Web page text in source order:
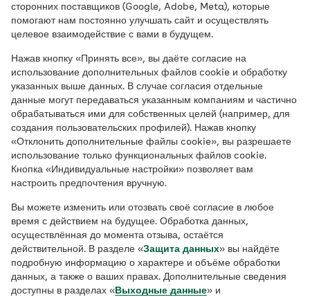
сторонних поставщиков (Google, Adobe, Meta), которые
помогают нам постоянно улучшать сайт и осуществлять
целевое взаимодействие с вами в будущем.
Нажав кнопку «Принять все», вы даёте согласие на
использование дополнительных файлов cookie и обработку
указанных выше данных. В случае согласия отдельные
данные могут передаваться указанным компаниям и частично
обрабатываться ими для собственных целей (например, для
создания пользовательских профилей). Нажав кнопку
«Отклонить дополнительные файлы cookie», вы разрешаете
использование только функциональных файлов cookie.
Кнопка «Индивидуальные настройки» позволяет вам
настроить предпочтения вручную.
Вы можете изменить или отозвать своё согласие в любое
время с действием на будущее. Обработка данных,
осуществлённая до момента отзыва, остаётся
действительной. В разделе «Защита данных» вы найдёте
подробную информацию о характере и объёме обработки
данных, а также о ваших правах. Дополнительные сведения
доступны в разделах « Выходные данные» и
Accessing and using the website
Saving IP addresses
Use of cookies – general information
Adobe Experience Cloud
Use of Google Ads
Authorisations in apps
Newsletter tracking
Use of the chat function
Use of location data
Other applications on this website
Data transmission to the USA and other third
countries
Responsibility for content and information
Data security and encryption
Further information
Status of this Privacy Policy
Privacy Policy